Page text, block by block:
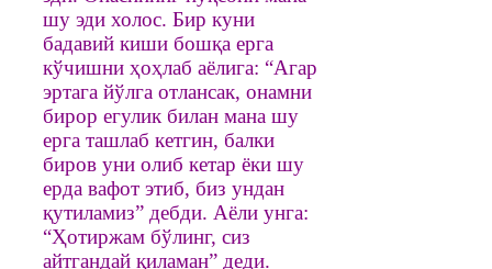
шу эди холос. Бир куни
бадавий киши бошқа ерга
кўчишни ҳоҳлаб аёлига: “Агар
эртага йўлга отлансак, онамни
бирор егулик билан мана шу
ерга ташлаб кетгин, балки
биров уни олиб кетар ёки шу
ерда вафот этиб, биз ундан
қутиламиз” дебди. Аёли унга:
“Ҳотиржам бўлинг, сиз
айтгандай қиламан” деди.